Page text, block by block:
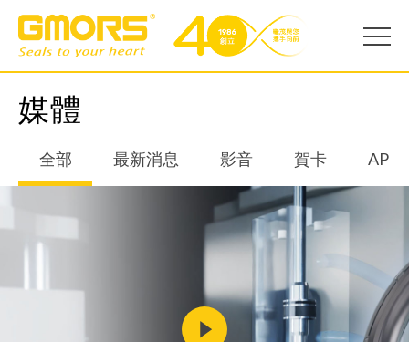
媒體
全部 最新消息 影音 賀卡 APP